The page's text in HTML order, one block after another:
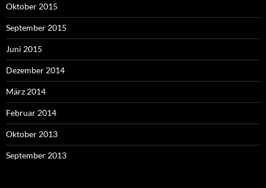
Oktober 2015
September 2015
Juni 2015
Dezember 2014
März 2014
Februar 2014
Oktober 2013
September 2013